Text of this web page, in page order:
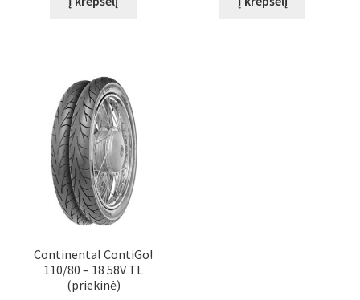
Continental ContiGo!
110/80 – 18 58V TL
(priekinė)